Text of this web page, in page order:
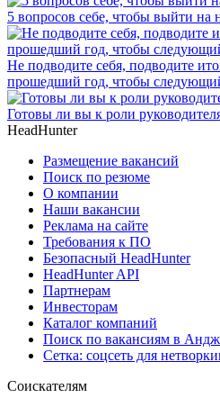
5 вопросов себе, чтобы выйти на
Не подводите себя, подводите
прошедший год, чтобы
Готовы ли вы к роли
HeadHunter
Размещение вакансий
Поиск по резюме
О компании
Наши вакансии
Реклама на сайте
Требования к ПО
Безопасный HeadHunter
HeadHunter API
Партнерам
Инвесторам
Каталог компаний
Поиск по вакансиям в
Сетка: соцсеть для
Соискателям